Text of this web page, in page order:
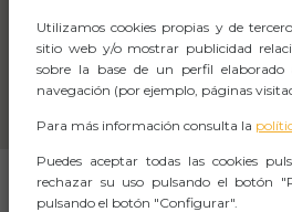
Utilizamos cookies propias y de
sitio web y/o mostrar publicidad
sobre la base de un perfil
navegación (por ejemplo, páginas
Para más información consulta la
Puedes aceptar todas las cookies
rechazar su uso pulsando el botón
pulsando el botón "Configurar".